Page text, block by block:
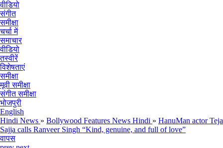
वीडियो
संगीत
समीक्षा
चर्चा में
समाचार
वीडियो
तस्वीरें
विशेषताएं
समीक्षा
मूवी समीक्षा
संगीत समीक्षा
भोजपुरी
English
Hindi News » Bollywood Features News Hindi » HanuMan actor Teja
Sajja calls Ranveer Singh “Kind, genuine, and full of love”
वापस